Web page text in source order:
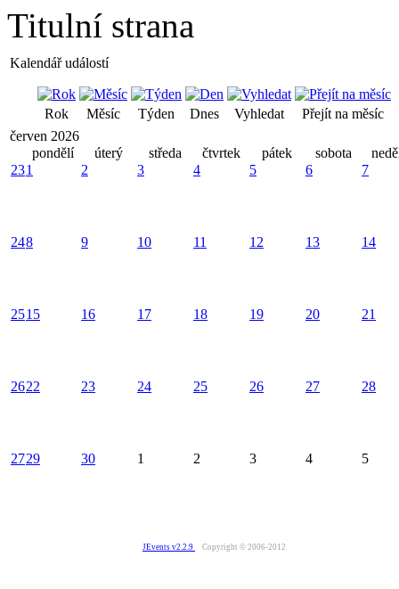
Titulní strana
Kalendář událostí
Rok Měsíc Týden Dnes Vyhledat
Přejít na měsíc
červen 2026
pondělí
úterý středa čtvrtek pátek sobota
231 2 3 4 5 6 7
248 9 10 11 12 13 14
2515 16 17 18 19 20 21
2622 23 24 25 26 27 28
2729 30 1 2 3 4 5
JEvents v2.2.9 Copyright © 2006-2012